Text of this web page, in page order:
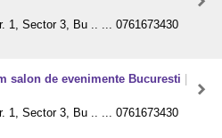
1, Sector 3, Bu .. ... 0761673430
salon de evenimente Bucuresti
1, Sector 3, Bu .. ... 0761673430